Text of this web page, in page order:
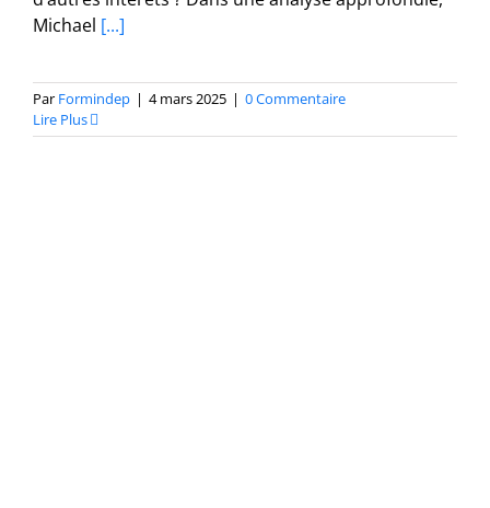
Michael [...]
Par Formindep | 4 mars 2025 | 0 Commentaire
Lire Plus